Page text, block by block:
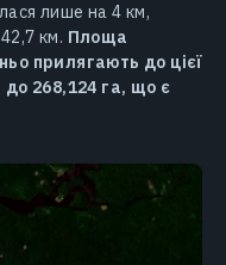
лише на 4 км,
км. Площа
прилягають до цієї
до 268,124 га, що є